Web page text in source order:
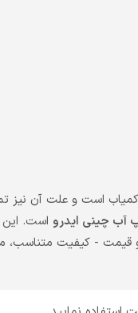
کمیاب است و علت آن نیز
آب چینی ایدرو است. این
و قیمت - کیفیت متناسب،